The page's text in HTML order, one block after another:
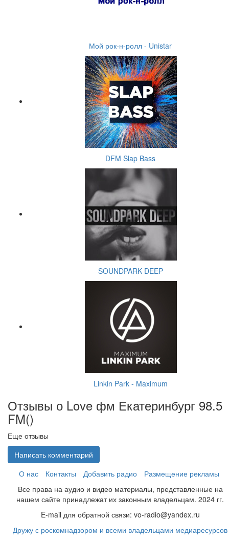
Мой рок-н-ролл - Unistar
DFM Slap Bass
SOUNDPARK DEEP
Linkin Park - Maximum
Отзывы о Love фм Екатеринбург 98.5
FM()
Еще отзывы
Написать комментарий
О нас
Контакты Добавить радио
Размещение рекламы
Все права на аудио и видео материалы, представленные на
нашем сайте принадлежат их законным владельцам. 2024 гг.
E-mail для обратной связи: vo-radio@yandex.ru
Дружу с роскомнадзором и всеми владельцами медиаресурсов